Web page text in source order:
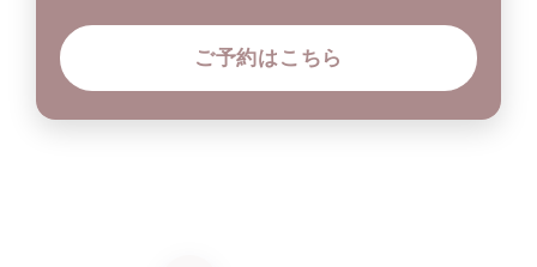
ご予約はこちら